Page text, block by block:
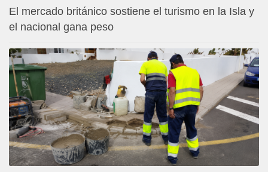
El mercado británico sostiene el turismo en la Isla y
el nacional gana peso